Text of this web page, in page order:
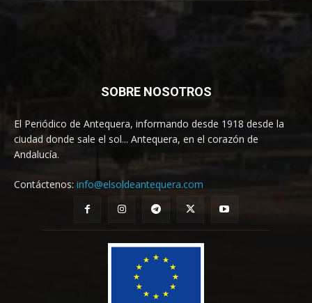
SOBRE NOSOTROS
El Periódico de Antequera, informando desde 1918 desde la
ciudad donde sale el sol... Antequera, en el corazón de
Andalucía.
Contáctenos: info@elsoldeantequera.com